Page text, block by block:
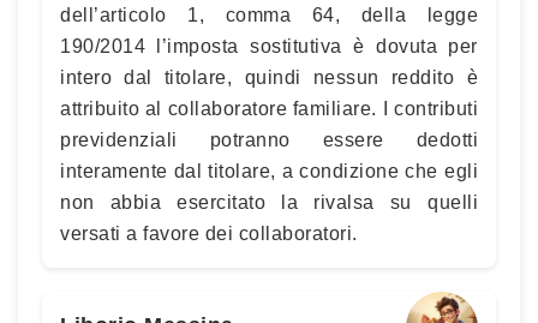
dell’articolo 1, comma 64, della legge
190/2014 l’imposta sostitutiva è dovuta per
intero dal titolare, quindi nessun reddito è
attribuito al collaboratore familiare. I contributi
previdenziali potranno essere dedotti
interamente dal titolare, a condizione che egli
non abbia esercitato la rivalsa su quelli
versati a favore dei collaboratori.